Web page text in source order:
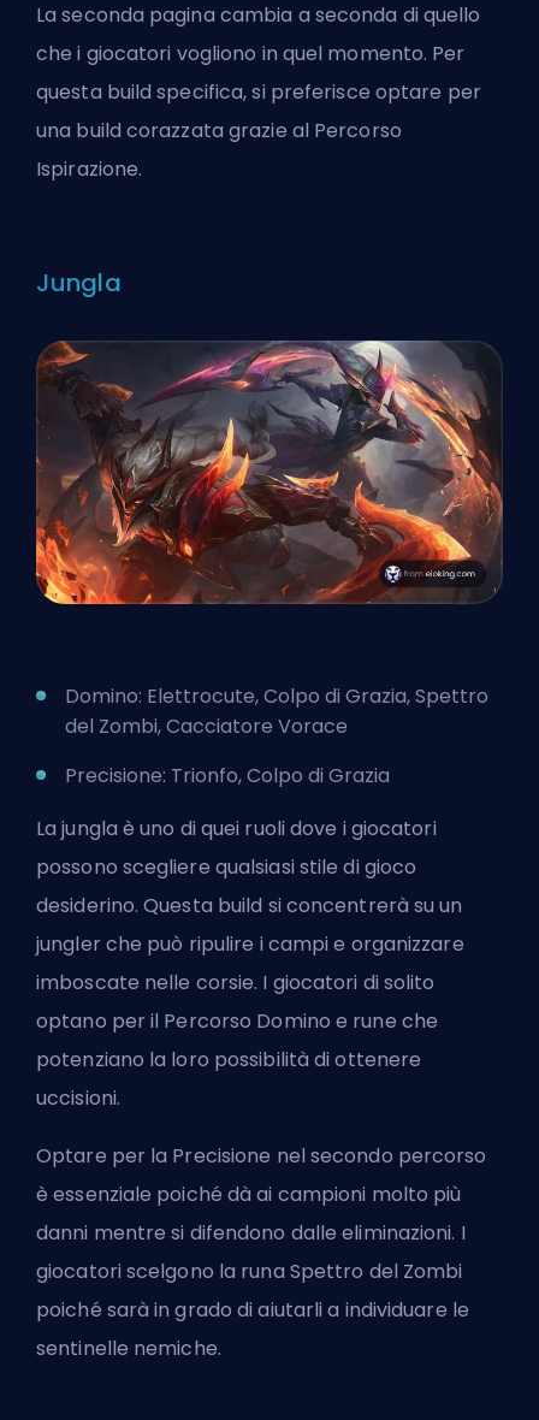
La seconda pagina cambia a seconda di quello
che i giocatori vogliono in quel momento. Per
questa build specifica, si preferisce optare per
una build corazzata grazie al Percorso
Ispirazione.
Jungla
Domino: Elettrocute, Colpo di Grazia, Spettro
del Zombi, Cacciatore Vorace
Precisione: Trionfo, Colpo di Grazia
La jungla è uno di quei ruoli dove i giocatori
possono scegliere qualsiasi stile di gioco
desiderino. Questa build si concentrerà su un
jungler che può ripulire i campi e organizzare
imboscate nelle corsie. I giocatori di solito
optano per il Percorso Domino e rune che
potenziano la loro possibilità di ottenere
uccisioni.
Optare per la Precisione nel secondo percorso
è essenziale poiché dà ai campioni molto più
danni mentre si difendono dalle eliminazioni. I
giocatori scelgono la runa Spettro del Zombi
poiché sarà in grado di aiutarli a individuare le
sentinelle nemiche.